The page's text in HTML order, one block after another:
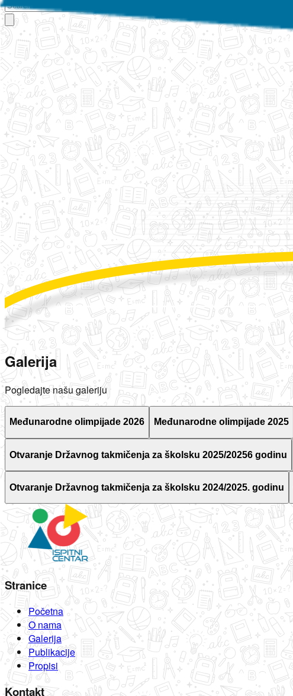
Galerija
Pogledajte našu galeriju
Međunarodne olimpijade 2026 Međunarodne olimpijade 2025
Otvaranje Državnog takmičenja za školsku 2025/20256 godinu
Otvaranje Državnog takmičenja za školsku 2024/2025. godinu
Stranice
Početna
O nama
Galerija
Publikacije
Propisi
Kontakt